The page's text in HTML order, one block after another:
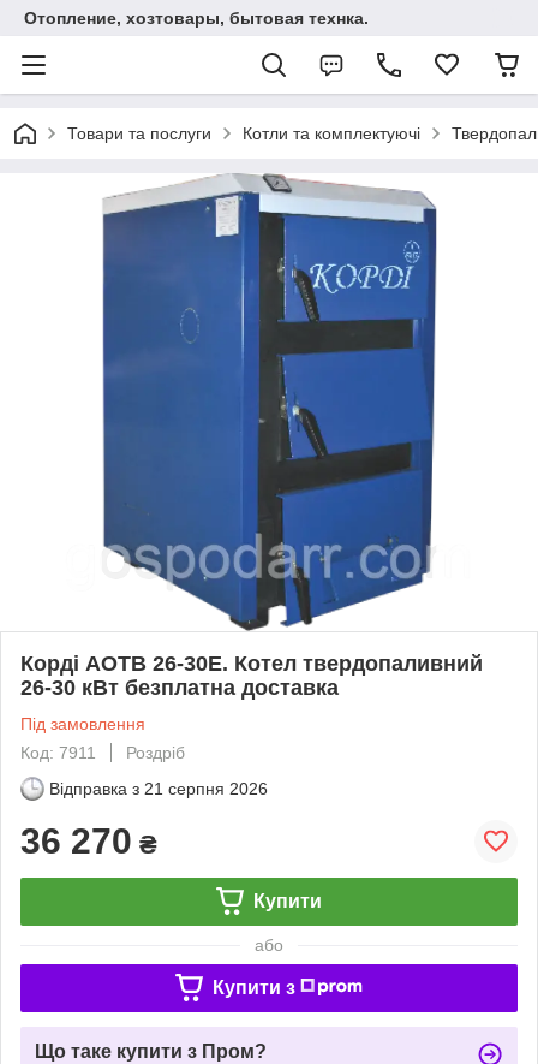
Отопление, хозтовары, бытовая технка.
Товари та послуги Котли та комплектуючі
Корді АОТВ 26-30Е. Котел твердопаливний
26-30 кВт безплатна доставка
Під замовлення
Код: 7911
Роздріб
Відправка з 21 серпня 2026
36 270 ₴
Купити
або
Купити з
Що таке купити з Пром?